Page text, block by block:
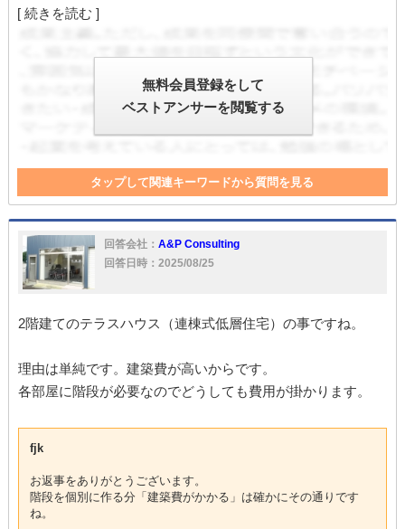
[ 続きを読む ]
無料会員登録をして
ベストアンサーを閲覧する
タップして関連キーワードから質問を見る
駐車場 アパート ハウス マンション 土地
騒音
回答会社： A&P Consulting
回答日時：2025/08/25
2階建てのテラスハウス（連棟式低層住宅）の事ですね。
理由は単純です。建築費が高いからです。
各部屋に階段が必要なのでどうしても費用が掛かります。
fjk
お返事をありがとうございます。
階段を個別に作る分「建築費がかかる」は確かにその通りです
ね。